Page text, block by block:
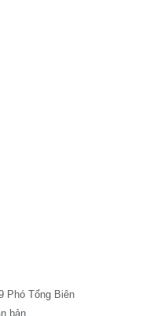
Phó Tổng Biên
bản